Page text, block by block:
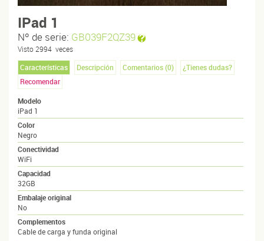
IPad 1
Nº de serie: GB039F2QZ39
Visto 2994 veces
Características
Descripción Comentarios (0)
¿Tienes dudas?
Recomendar
Modelo
iPad 1
Color
Negro
Conectividad
WiFi
Capacidad
32GB
Embalaje original
No
Complementos
Cable de carga y funda original